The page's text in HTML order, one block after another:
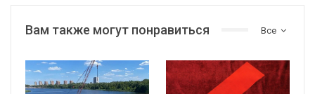
Все
Вам также могут понравиться